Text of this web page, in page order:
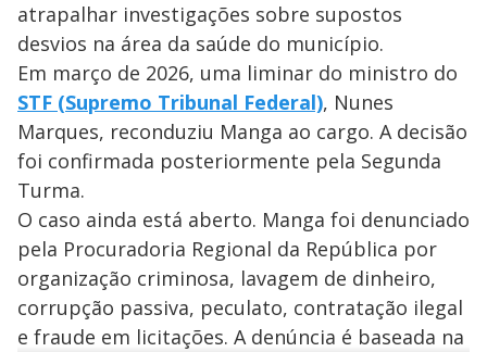
atrapalhar investigações sobre supostos
desvios na área da saúde do município.
Em março de 2026, uma liminar do ministro do
STF (Supremo Tribunal Federal), Nunes
Marques, reconduziu Manga ao cargo. A decisão
foi confirmada posteriormente pela Segunda
Turma.
O caso ainda está aberto. Manga foi denunciado
pela Procuradoria Regional da República por
organização criminosa, lavagem de dinheiro,
corrupção passiva, peculato, contratação ilegal
e fraude em licitações. A denúncia é baseada na